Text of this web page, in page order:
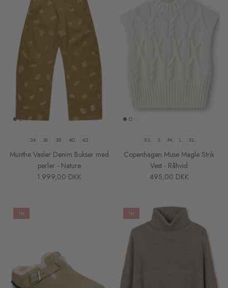
34 36 38 40 42
Munthe Vasler Denim Bukser med
perler - Nature
1.999,00 DKK
XS S M L XL
Copenhagen Muse Magle Strik
Vest - Råhvid
495,00 DKK
Ny Ny